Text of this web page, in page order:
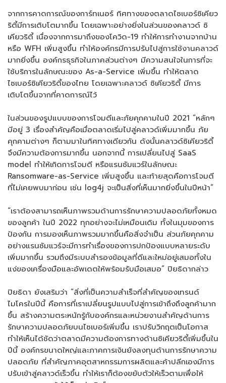
จากการคาดการณ์ของการ์ทเนอร์ ทิศทางของตลาดไซเบอร์ซิเคียว
ริตี้มีการเติบโตมากขึ้น โดยเฉพาะอย่างยิ่งในส่วนของคลาวด์ ซิ
เคียวริตี้ เนื่องจากการมาถึงของโควิด-19 ทำให้การทำงานจากบ้าน
หรือ WFH เพิ่มสูงขึ้น ทำให้องค์กรมีการปรับไปสู่การใช้งานคลาวด์
มากยิ่งขึ้น องค์กรธุรกิจในภาคส่วนต่างๆ มีความสนใจในการที่จะ
ใช้บริการในลักษณะของ As-a-Service เพิ่มขึ้น ทำให้ตลาด
ไซเบอร์ซิเคียวริตี้ของไทย โดยเฉพาะคลาวด์ ซิเคียวริตี้ มีการ
เติบโตขึ้นจากที่คาดการณ์ไว้
ในส่วนของรูปแบบของการโจมตีและภัยคุกคามในปี 2021 “หลักๆ
มีอยู่ 3 เรื่องสำคัญคือเมื่อตลาดเริ่มไปสู่คลาวด์เพิ่มมากขึ้น ภัย
คุกคามต่างๆ ก็ตามมาในทิศทางเดียวกัน ดังนั้นคลาวด์ซิเคียวริตี้
จึงมีความต้องการมากขึ้น นอกจากนี้ การเปลี่ยนไปสู่ SaaS
model ทำให้เกิดการโจมตี หรือแรนซัมแวร์ในลักษณะ
Ransomware-as-Service เพิ่มสูงขึ้น และท้ายสุดคือการโจมตี
ที่ไม่เคยพบมาก่อน เช่น log4j จะเป็นสิ่งที่เห็นมากยิ่งขึ้นในปีหน้า”
“เราต้องสามารถเห็นภาพรวมด้านการรักษาความปลอดภัยทั้งหมด
ของลูกค้า ในปี 2022 ทุกอย่างจะไม่เหมือนเดิม ทั้งในมุมของการ
ป้องกัน การมองเห็นภาพรวมมากขึ้นคือสิ่งจำเป็น ส่วนภัยคุกคาม
อย่างแรนซัมแวร์จะมีการทำเรื่องของการปกป้องแบบหลายระดับ
เพิ่มมากขึ้น รวมถึงมีระบบสำรองข้อมูลที่ดีและใหม่อยู่เสมอทั้งใน
แง่ของเครื่องมือและอัพเดตให้พร้อมรับมือเสมอ” ปิยธิดากล่าว
ปิยธิดา ยังเสริมว่า “สิ่งที่เป็นความสำเร็จที่สำคัญของเทรนด์
ไมโครในปีนี้ คือการที่เราเปลี่ยนรูปแบบไปสู่การเข้าถึงถึงลูกค้ามาก
ขึ้น สร้างความตระหนักรู้กับองค์กรและหน่วยงานสำคัญด้านการ
รักษาความปลอดภัยบนไซเบอร์เพิ่มขึ้น เราปรับวิกฤตเป็นโอกาส
ทำให้เห็นได้ชัดว่าตลาดมีความต้องการทางด้านซิเคียวริตี้เพิ่มขึ้นใน
ปีนี้ องค์กรขนาดใหญ่และภาคการเงินยังลงทุนด้านการรักษาความ
ปลอดภัย ที่สำคัญภาคอุตสาหกรรมการผลิตและค้าปลีกเองมีการ
ปรับเข้าสู่คลาวด์เร็วขึ้น ทำให้เราก็ต้องขยับตัวให้เร็วตามเพื่อให้